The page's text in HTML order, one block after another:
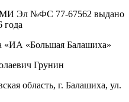
Эл №ФС ‎77-67562 выдано
года
«Большая Балашиха»
Грунин
область, г. Балашиха, ул.